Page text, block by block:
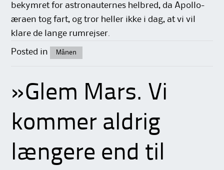
bekymret for astronauternes helbred, da Apollo-
æraen tog fart, og tror heller ikke i dag, at vi vil
klare de lange rumrejser.
Posted in Månen
»Glem Mars. Vi
kommer aldrig
længere end til